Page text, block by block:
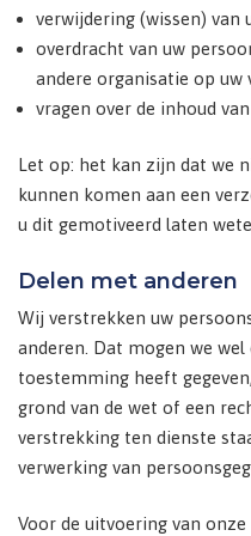
verwijdering (wissen) van
overdracht van uw
andere organisatie op uw
vragen over de inhoud
Let op: het kan zijn dat we
kunnen komen aan een
u dit gemotiveerd laten
Delen met anderen
Wij verstrekken uw
anderen. Dat mogen we
toestemming heeft
grond van de wet of een
verstrekking ten dienste
verwerking van
Voor de uitvoering van